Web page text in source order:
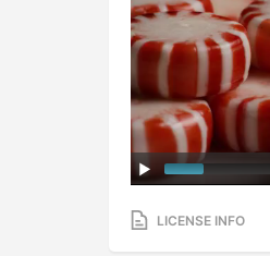
LICENSE INFO